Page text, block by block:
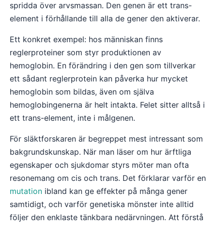
spridda över arvsmassan. Den genen är ett trans-
element i förhållande till alla de gener den aktiverar.
Ett konkret exempel: hos människan finns
reglerproteiner som styr produktionen av
hemoglobin. En förändring i den gen som tillverkar
ett sådant reglerprotein kan påverka hur mycket
hemoglobin som bildas, även om själva
hemoglobingenerna är helt intakta. Felet sitter alltså i
ett trans-element, inte i målgenen.
För släktforskaren är begreppet mest intressant som
bakgrundskunskap. När man läser om hur ärftliga
egenskaper och sjukdomar styrs möter man ofta
resonemang om cis och trans. Det förklarar varför en
mutation ibland kan ge effekter på många gener
samtidigt, och varför genetiska mönster inte alltid
följer den enklaste tänkbara nedärvningen. Att förstå